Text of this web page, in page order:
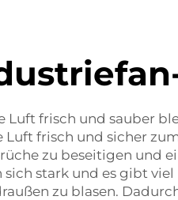
Luft frisch und sauber
frisch und sicher
zu beseitigen und
stark und es gibt
zu blasen.